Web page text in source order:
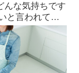
んな気持ちです